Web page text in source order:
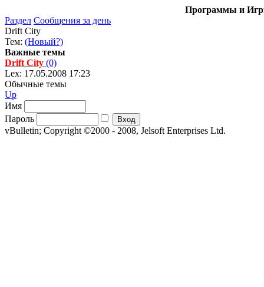
Программы и
Раздел Сообщения за день
Drift City
Тем: (Новый?)
Важные темы
Drift City (0)
Lex: 17.05.2008 17:23
Обычные темы
Up
Имя
Пароль
vBulletin; Copyright ©2000 - 2008, Jelsoft Enterprises Ltd.